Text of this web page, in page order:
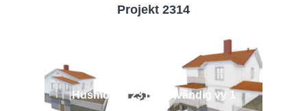
Projekt 2314
Husmodell 2314 - Utvändig vy 1